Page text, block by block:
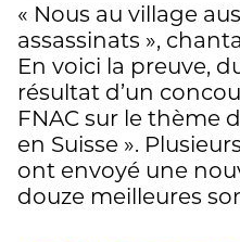
« Nous au village
assassinats »,
En voici la preuve,
résultat d’un
FNAC sur le thème
en Suisse ».
ont envoyé une
douze meilleures